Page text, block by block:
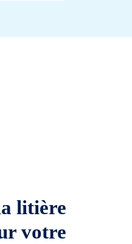
litière
votre